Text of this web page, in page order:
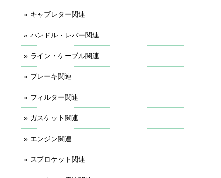
キャブレター関連
ハンドル・レバー関連
ライン・ケーブル関連
ブレーキ関連
フィルター関連
ガスケット関連
エンジン関連
スプロケット関連